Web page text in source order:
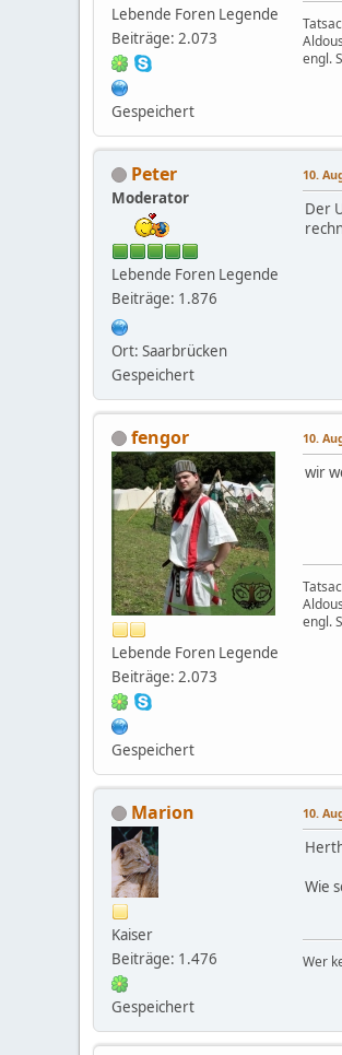
Lebende Foren Legende
Beiträge: 2.073
Gespeichert
engl.
Peter
Moderator
Lebende Foren Legende
Beiträge: 1.876
Ort: Saarbrücken
Gespeichert
10.
Der
fengor
Lebende Foren Legende
Beiträge: 2.073
Gespeichert
10.
wir
engl.
Marion
Kaiser
Beiträge: 1.476
Gespeichert
10.
Wie
Wer